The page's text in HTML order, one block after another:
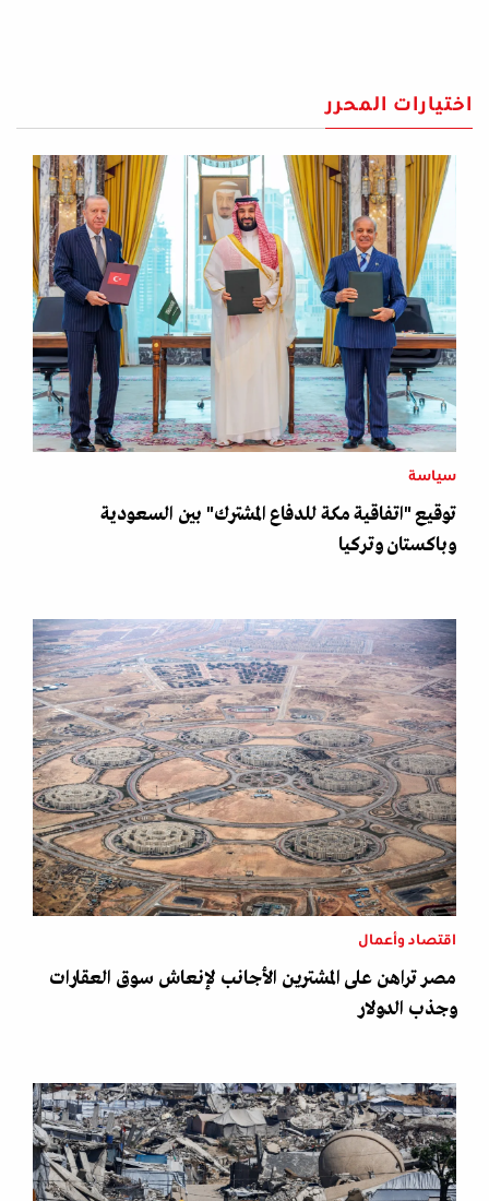
اختيارات المحرر
سياسة
توقيع "اتفاقية مكة للدفاع المشترك" بين السعودية
وباكستان وتركيا
اقتصاد وأعمال
مصر تراهن على المشترين الأجانب لإنعاش سوق العقارات
وجذب الدولار